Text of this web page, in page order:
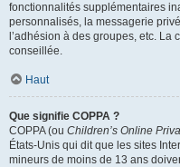
fonctionnalités supplémentaires
personnalisés, la messagerie
l’adhésion à des groupes, etc. La
conseillée.
Haut
Que signifie COPPA ?
COPPA (ou Children’s Online
États-Unis qui dit que les sites
mineurs de moins de 13 ans